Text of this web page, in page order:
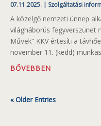
07.11.2025. | Szolgáltatási
A közelgő nemzeti ünnep
világháborús fegyverszünet
Művek” KKV értesíti a
november 11. (kedd)
BŐVEBBEN
« Older Entries